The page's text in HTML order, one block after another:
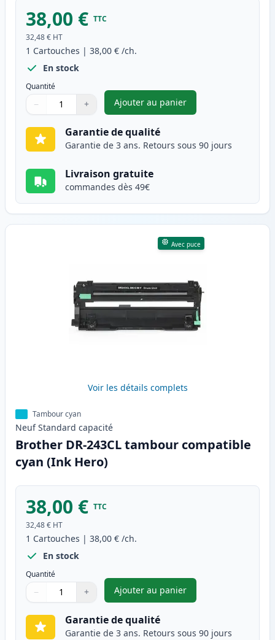
38,00 € TTC
32,48 € HT
1 Cartouches | 38,00 € /ch.
En stock
Quantité
Quantité
Utilisez les boutons pour ajuster
− +
Quantité
Ajouter au panier
,Brother DR-243CL tambour
Garantie de qualité
Garantie de 3 ans. Retours sous 90 jours
Livraison gratuite
commandes dès 49€
Avec puce
Voir les détails complets
Tambour cyan
Neuf Standard capacité
Brother DR-243CL tambour compatible
cyan (Ink Hero)
38,00 € TTC
32,48 € HT
1 Cartouches | 38,00 € /ch.
En stock
Quantité
Quantité
Utilisez les boutons pour ajuster
− +
Quantité
Ajouter au panier
,Brother DR-243CL tambour
Garantie de qualité
Garantie de 3 ans. Retours sous 90 jours